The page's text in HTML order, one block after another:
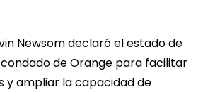
Newsom declaró el estado de
de Orange para facilitar
y ampliar la capacidad de